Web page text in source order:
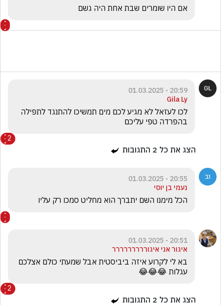
אם היו שומרים שבת אחת היה גשם
20:59 - 01.03.2025
Gila Ly
בהפרדה טפי עליכם
2
הצג את כל 2 התגובות
20:55 - 01.03.2025
נעמי בן יוסי
הכל מימנו השם יתברך הוא מחליט סמכו רק עליו
20:51 - 01.03.2025
איגור אני איגוררררררררר
עגלות 😂😂😂
2
הצג את כל 2 התגובות